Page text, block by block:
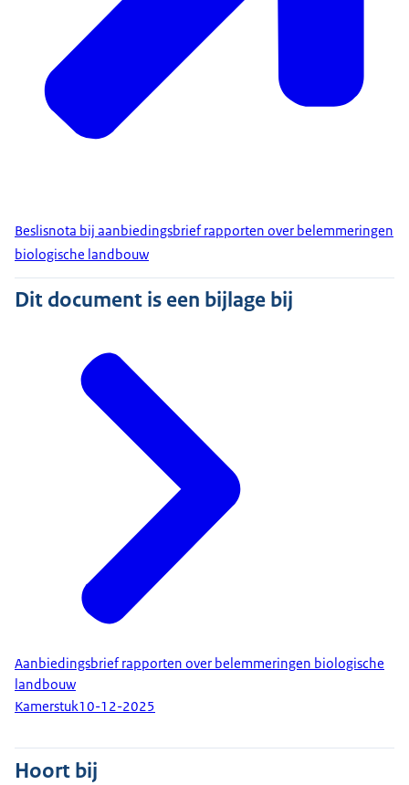
Beslisnota bij aanbiedingsbrief rapporten over belemmeringen
biologische landbouw
Dit document is een bijlage bij
Aanbiedingsbrief rapporten over belemmeringen biologische
landbouw
Kamerstuk10-12-2025
Hoort bij